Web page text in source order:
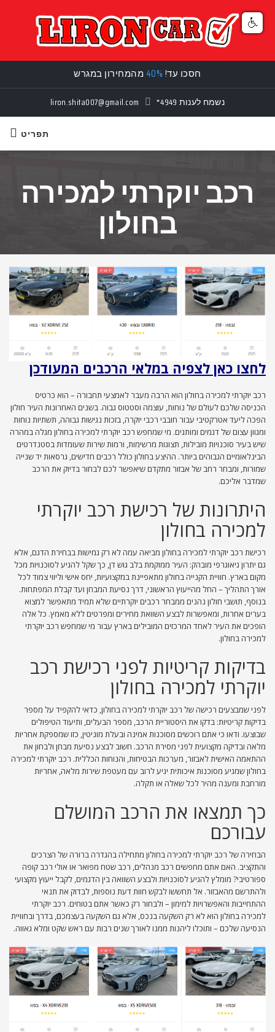
חסכו עד! 40% מהמחירון במגרש
liron.shita007@gmail.com *4949 נשמח לענות
תפריט
רכב יוקרתי למכירה
בחולון
לחצו כאן לצפיה במלאי הרכבים המעודכן
רכב יוקרתי למכירה בחולון הוא הרבה מעבר לאמצעי תחבורה – הוא כרטיס
הכניסה שלכם לעולם של נוחות, עוצמה וסטטוס גבוה. בשנים האחרונות העיר חולון
הפכה ליעד אטרקטיבי עבור חובבי רכבי יוקרה, בזכות נגישות גבוהה, תשתיות נוחות
ומגוון עצום של דגמים ומותגים. מי שמחפש רכב יוקרתי למכירה בחולון מגלה במהרה
שיש בעיר סוכנויות מובילות, תצוגות מרשימות, ורמות שירות שעומדות בסטנדרטים
הבינלאומיים הגבוהים ביותר. ההיצע בחולון כולל רכבים חדישים, גרסאות יד שנייה
שמורות, ומבחר רחב של אבזור מתקדם שיאפשר לכם לבחור בדיוק את הרכב
שמדבר אליכם.
היתרונות של רכישת רכב יוקרתי
למכירה בחולון
רכישת רכב יוקרתי למכירה בחולון מביאה עמה לא רק גמישות בבחירת הדגם, אלא
גם יתרון גיאוגרפי מובהק: העיר ממוקמת בלב גוש דן, כך שקל להגיע לסוכנויות מכל
מקום בארץ. חוויית הקנייה בחולון מתאפיינת במקצועיות, יחס אישי וליווי צמוד לכל
אורך התהליך – החל מהייעוץ הראשוני, דרך נסיעת המבחן ועד קבלת המפתחות.
בנוסף, תושבי חולון נהנים ממבחר רכבים יוקרתיים שלא תמיד מתאפשר למצוא
בערים אחרות, ומאפשרות לבצע השוואת מחירים ומפרטים ללא מאמץ. כל אלה
הופכים את העיר לאחד המרכזים המובילים בארץ עבור מי שמחפש רכב יוקרתי
למכירה בחולון.
בדיקות קריטיות לפני רכישת רכב
יוקרתי למכירה בחולון
לפני שמבצעים רכישה של רכב יוקרתי למכירה בחולון, כדאי להקפיד על מספר
בדיקות קריטיות: בדקו את היסטוריית הרכב, מספר הבעלים, ותיעוד הטיפולים
שבוצעו. ודאו כי אתם רוכשים מסוכנות אמינה ובעלת מוניטין, כזו שמספקת אחריות
מלאה ובדיקה מקצועית לפני מסירת הרכב. חשוב לבצע נסיעת מבחן ולבחון את
ההתאמה האישית לאבזור, מערכות הבטיחות, והנוחות הכללית. רכב יוקרתי למכירה
בחולון שמגיע מסוכנות איכותית יגיע לרוב עם מעטפת שירות מלאה, אחריות
מורחבת ומענה מהיר לכל שאלה או תקלה.
כך תמצאו את הרכב המושלם
עבורכם
הבחירה של רכב יוקרתי למכירה בחולון מתחילה בהגדרה ברורה של הצרכים
והתקציב. האם אתם מחפשים רכב מנהלים, רכב שטח מפואר או אולי רכב קופה
ספורטיבי? מומלץ להגיע לסוכנויות ולבצע השוואה בין הדגמים, לקבל ייעוץ מקצועי
ולהתרשם מהאבזור. אל תחששו לבקש חוות דעת נוספות, לבדוק את תנאי
ההתחייבות והאפשרויות למימון – ולבחור רק כאשר אתם בטוחים. רכב יוקרתי
למכירה בחולון הוא לא רק השקעה בנכס, אלא גם השקעה בעצמכם, בדרך ובחוויית
הנסיעה שלכם – ותוכלו ליהנות ממנו לאורך שנים רבות עם ראש שקט ומלא גאווה.